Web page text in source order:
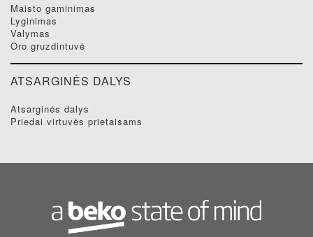
maisto gaminimas
lyginimas
valymas
oro gruzdintuvė
ATSARGINĖS DALYS
atsarginės dalys
priedai virtuvės prietaisams